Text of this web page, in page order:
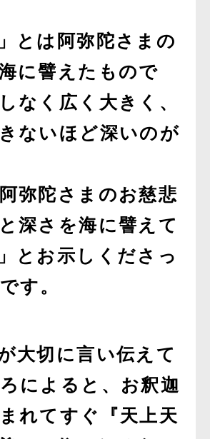
とは阿弥陀さまの
に譬えたもので
なく広く大きく、
ないほど深いのが
弥陀さまのお慈悲
深さを海に譬えて
とお示しくださっ
す。
大切に言い伝えて
によると、お釈迦
れてすぐ『天上天